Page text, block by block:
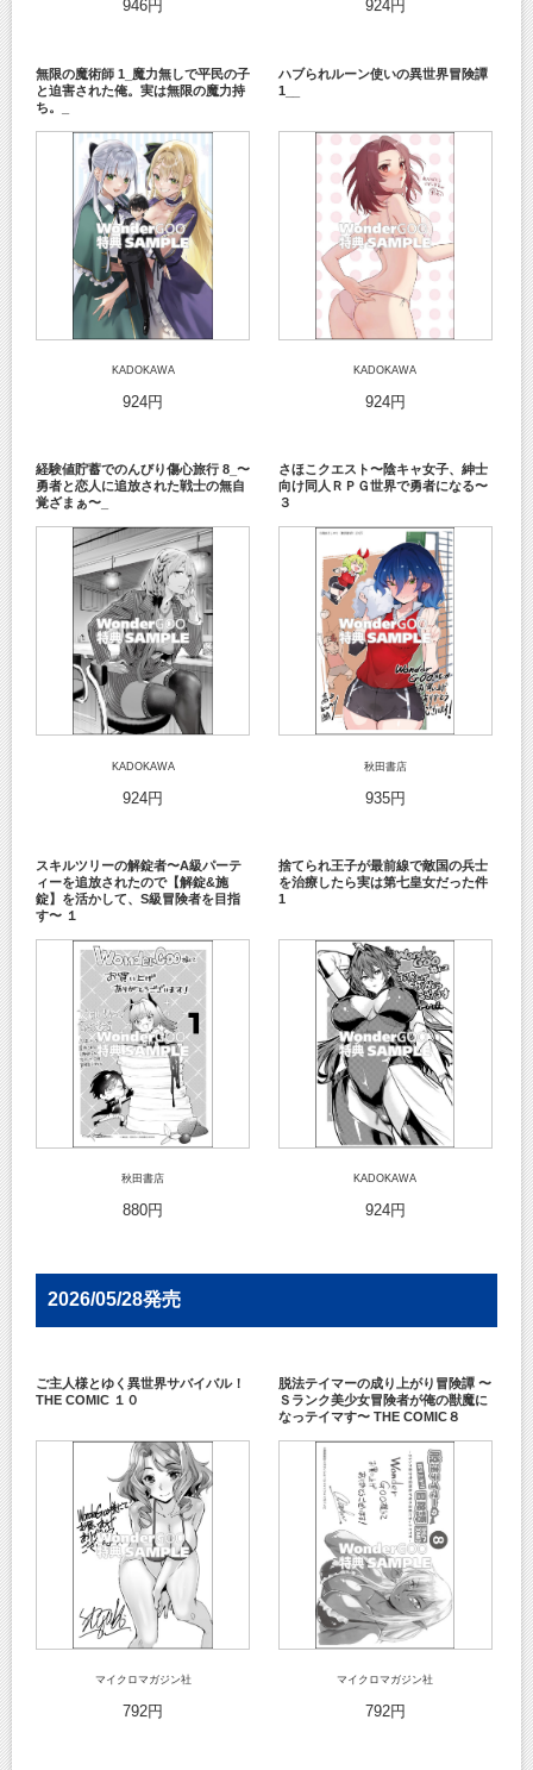
946円 924円
無限の魔術師 1_魔力無しで平民の子
と迫害された俺。実は無限の魔力持
ち。_
KADOKAWA
924円
ハブられルーン使いの異世界冒険譚
1__
KADOKAWA
924円
経験値貯蓄でのんびり傷心旅行 8_〜
勇者と恋人に追放された戦士の無自
覚ざまぁ〜_
KADOKAWA
924円
さほこクエスト〜陰キャ女子、紳士
向け同人ＲＰＧ世界で勇者になる〜
３
秋田書店
935円
スキルツリーの解錠者〜A級パーテ
ィーを追放されたので【解錠&施
錠】を活かして、S級冒険者を目指
す〜 １
秋田書店
880円
捨てられ王子が最前線で敵国の兵士
を治療したら実は第七皇女だった件
1
KADOKAWA
924円
2026/05/28発売
ご主人様とゆく異世界サバイバル！
THE COMIC １０
マイクロマガジン社
792円
脱法テイマーの成り上がり冒険譚 〜
Ｓランク美少女冒険者が俺の獣魔に
なっテイマす〜 THE COMIC８
マイクロマガジン社
792円